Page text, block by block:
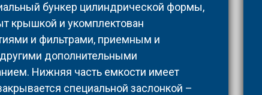
бункер цилиндрической формы,
крышкой и укомплектован
и фильтрами, приемным и
дополнительными
Нижняя часть емкости имеет
специальной заслонкой –